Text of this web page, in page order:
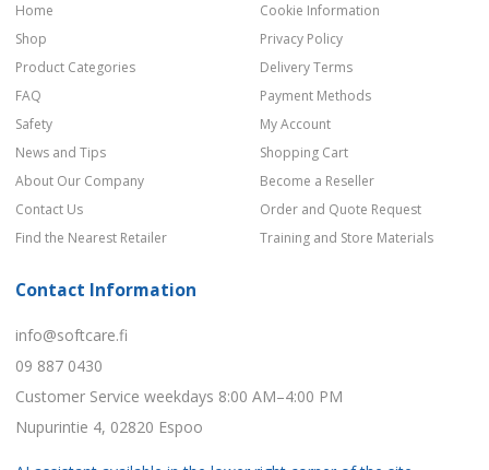
Home
Shop
Product Categories
FAQ
Safety
News and Tips
About Our Company
Contact Us
Find the Nearest Retailer
Cookie Information
Privacy Policy
Delivery Terms
Payment Methods
My Account
Shopping Cart
Become a Reseller
Order and Quote Request
Training and Store Materials
Contact Information
info@softcare.fi
09 887 0430
Customer Service weekdays 8:00 AM–4:00 PM
Nupurintie 4, 02820 Espoo